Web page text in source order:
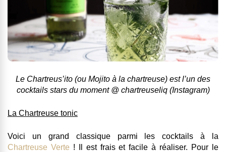
Le Chartreus’ito (ou Mojito à la chartreuse) est l’un des
cocktails stars du moment @ chartreuseliq (Instagram)
La Chartreuse tonic
Voici un grand classique parmi les cocktails à la
Chartreuse Verte ! Il est frais et facile à réaliser. Pour le